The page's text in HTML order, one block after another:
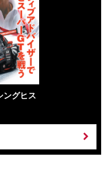
ングヒス